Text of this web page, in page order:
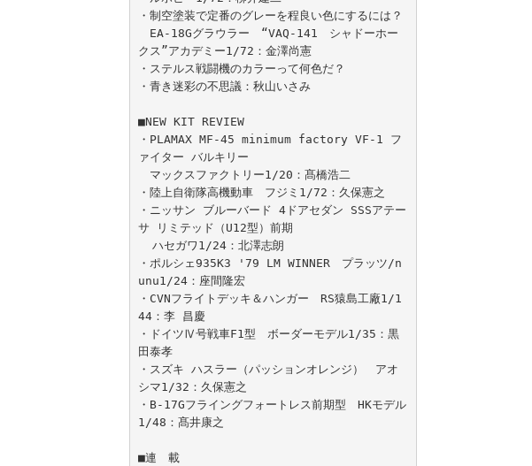
・制空塗装で定番のグレーを程良い色にするには？
EA-18Gグラウラー　“VAQ-141　シャドーホー
クス”アカデミー1/72：金澤尚憲
・ステルス戦闘機のカラーって何色だ？
・青き迷彩の不思議：秋山いさみ
■NEW KIT REVIEW
・PLAMAX MF-45 minimum factory VF-1 フ
ァイター バルキリー
マックスファクトリー1/20：髙橋浩二
・陸上自衛隊高機動車　フジミ1/72：久保憲之
・ニッサン ブルーバード 4ドアセダン SSSアテー
サ リミテッド（U12型）前期
  ハセガワ1/24：北澤志朗
・ポルシェ935K3 '79 LM WINNER　プラッツ/n
unu1/24：座間隆宏
・CVNフライトデッキ＆ハンガー　RS猿島工廠1/1
44：李 昌慶
・ドイツⅣ号戦車F1型　ボーダーモデル1/35：黒
田泰孝
・スズキ ハスラー（パッションオレンジ）　アオ
シマ1/32：久保憲之
・B-17Gフライングフォートレス前期型　HKモデル
1/48：髙井康之
■連　載